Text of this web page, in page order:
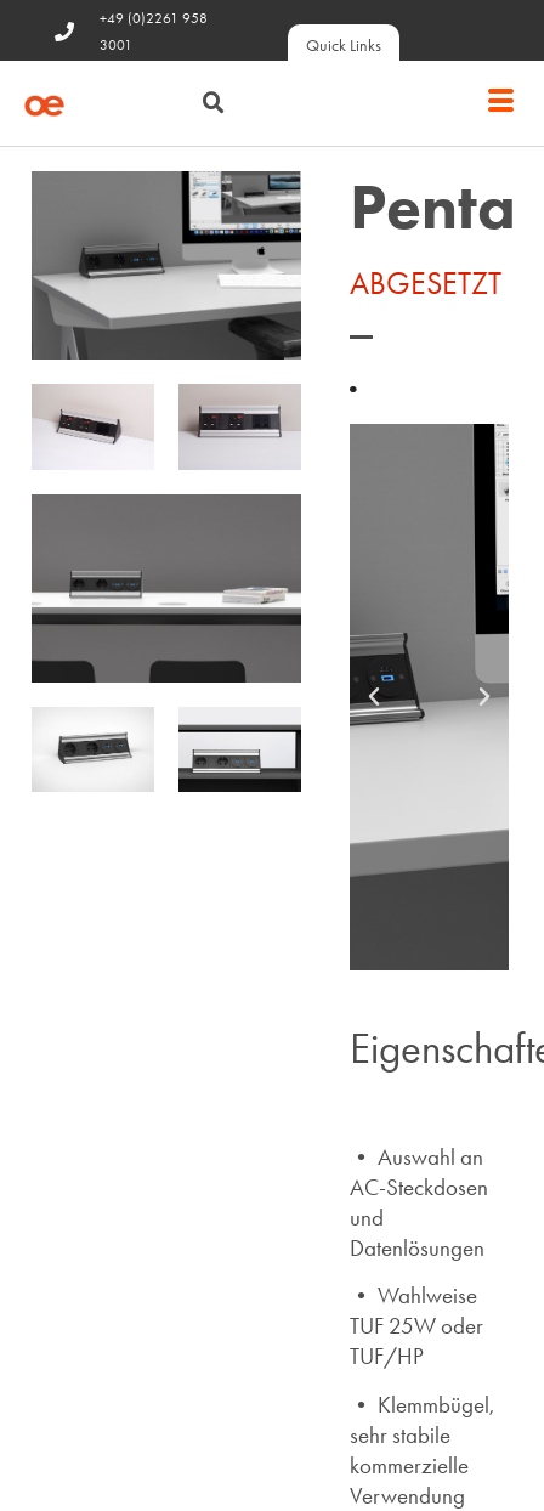
+49 (0)2261 958
3001
Quick Links
Penta
ABGESETZT
• Auswahl an
AC-Steckdosen
und
Datenlösungen
• Wahlweise
TUF 25W oder
TUF/HP
• Klemmbügel,
sehr stabile
kommerzielle
Verwendung